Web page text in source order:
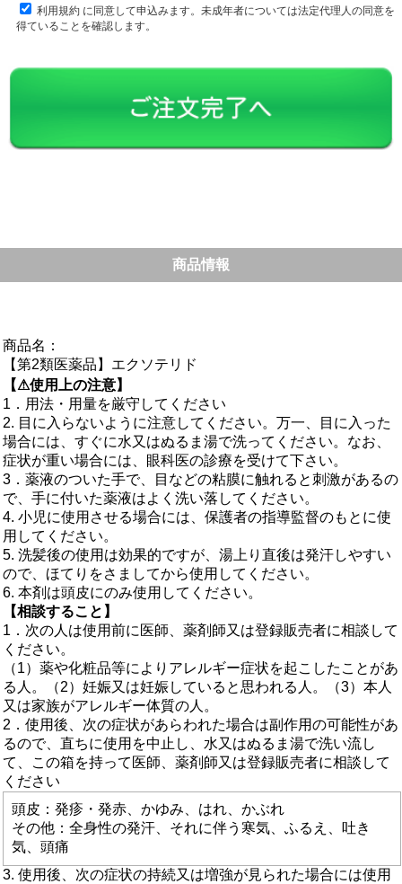
利用規約に同意して申込みます。未成年者については法定代理人の同意を
得ていることを確認します。
商品情報
商品名：
【第2類医薬品】エクソテリド
【⚠使用上の注意】
1．用法・用量を厳守してください
2. 目に入らないように注意してください。万一、目に入った
場合には、すぐに水又はぬるま湯で洗ってください。なお、
症状が重い場合には、眼科医の診療を受けて下さい。
3．薬液のついた手で、目などの粘膜に触れると刺激があるの
で、手に付いた薬液はよく洗い落してください。
4. 小児に使用させる場合には、保護者の指導監督のもとに使
用してください。
5. 洗髪後の使用は効果的ですが、湯上り直後は発汗しやすい
ので、ほてりをさましてから使用してください。
6. 本剤は頭皮にのみ使用してください。
【相談すること】
1．次の人は使用前に医師、薬剤師又は登録販売者に相談して
ください。
（1）薬や化粧品等によりアレルギー症状を起こしたことがあ
る人。（2）妊娠又は妊娠していると思われる人。（3）本人
又は家族がアレルギー体質の人。
2．使用後、次の症状があらわれた場合は副作用の可能性があ
るので、直ちに使用を中止し、水又はぬるま湯で洗い流し
て、この箱を持って医師、薬剤師又は登録販売者に相談して
ください
頭皮：発疹・発赤、かゆみ、はれ、かぶれ
その他：全身性の発汗、それに伴う寒気、ふるえ、吐き
気、頭痛
3. 使用後、次の症状の持続又は増強が見られた場合には使用